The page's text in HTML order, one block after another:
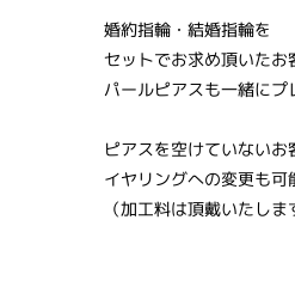
婚約指輪・結婚指輪を
セットでお求め頂いたお
パールピアスも一緒にプ
ピアスを空けていないお
イヤリングへの変更も可
（加工料は頂戴いたしま